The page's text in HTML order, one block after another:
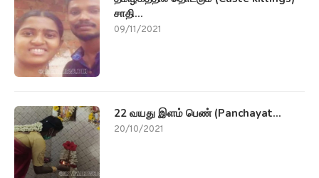
சாதி...
09/11/2021
22 வயது இளம் பெண் (Panchayat...
20/10/2021